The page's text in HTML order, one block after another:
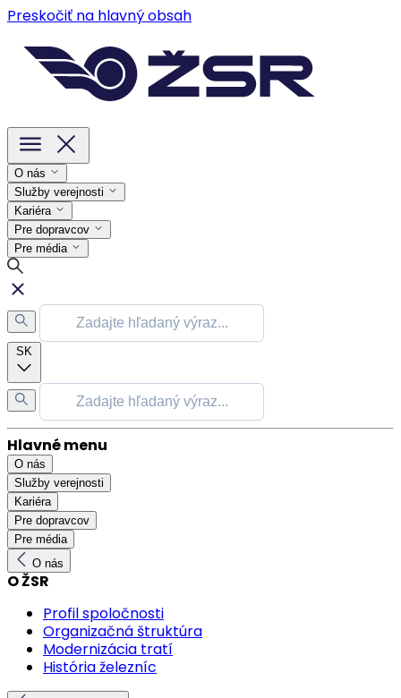
Preskočiť na hlavný obsah
O nás
Služby verejnosti
Kariéra
Pre dopravcov
Pre média
SK
Hlavné menu
O nás
Služby verejnosti
Kariéra
Pre dopravcov
Pre média
O nás
O ŽSR
Profil spoločnosti
Organizačná štruktúra
Modernizácia tratí
História železníc